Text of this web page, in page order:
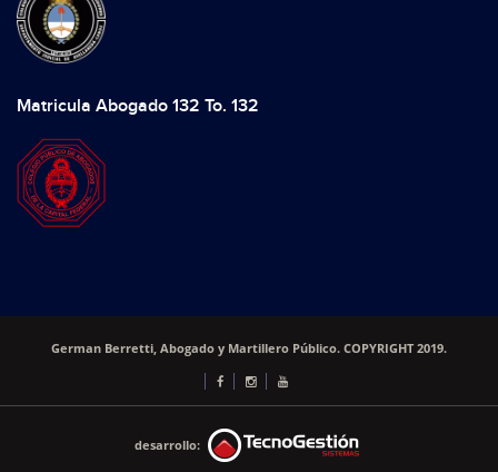
Matricula Abogado 132 To. 132
German Berretti, Abogado y Martillero Público. COPYRIGHT 2019.
desarrollo: